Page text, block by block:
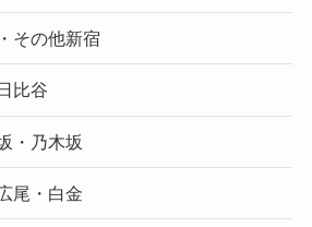
その他新宿
比谷
・乃木坂
尾・白金